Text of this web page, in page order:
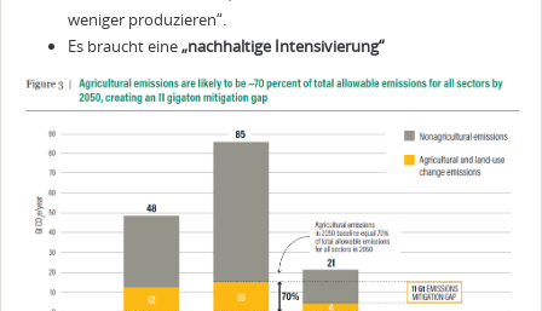
weniger produzieren“.
Es braucht eine„nachhaltige Intensivierung“